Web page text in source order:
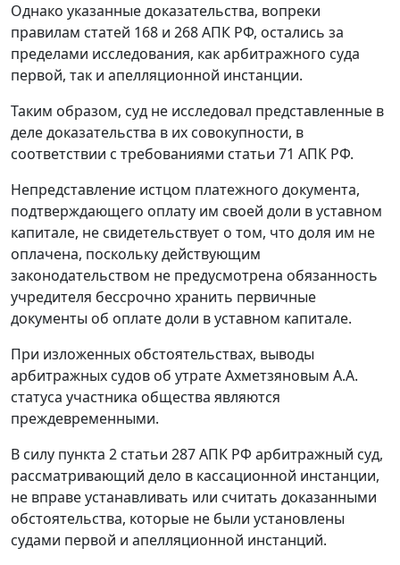
Однако указанные доказательства, вопреки
правилам статей 168 и 268АПК РФ, остались за
пределами исследования, как арбитражного суда
первой, так и апелляционной инстанции.
Таким образом, суд не исследовал представленные в
деле доказательства в их совокупности, в
соответствии с требованиями статьи 71 АПК РФ.
Непредставление истцом платежного документа,
подтверждающего оплату им своей доли в уставном
капитале, не свидетельствует о том, что доля им не
оплачена, поскольку действующим
законодательством не предусмотрена обязанность
учредителя бессрочно хранить первичные
документы об оплате доли в уставном капитале.
При изложенных обстоятельствах, выводы
арбитражных судов об утрате Ахметзяновым А.А.
статуса участника общества являются
преждевременными.
В силу пункта 2 статьи 287АПК РФ арбитражный суд,
рассматривающий дело в кассационной инстанции,
не вправе устанавливать или считать доказанными
обстоятельства, которые не были установлены
судами первой и апелляционной инстанций.